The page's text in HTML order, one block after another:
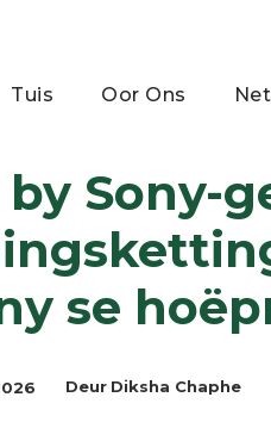
Tuis Oor Ons
hernubare
by Sony-
se
Deur Diksha Chaphe